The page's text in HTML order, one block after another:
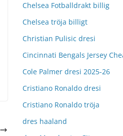
Chelsea Fotballdrakt billig
Chelsea tröja billigt
Christian Pulisic dresi
Cincinnati Bengals Jersey
Cole Palmer dresi 2025-26
Cristiano Ronaldo dresi
Cristiano Ronaldo tröja
dres haaland